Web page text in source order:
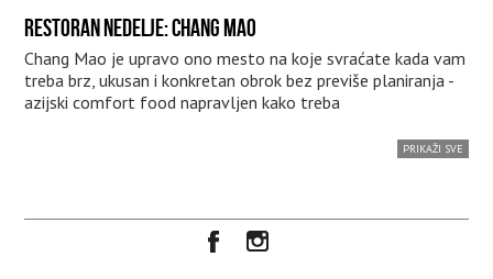
RESTORAN NEDELJE: CHANG MAO
Chang Mao je upravo ono mesto na koje svraćate kada vam
treba brz, ukusan i konkretan obrok bez previše planiranja -
azijski comfort food napravljen kako treba
PRIKAŽI SVE